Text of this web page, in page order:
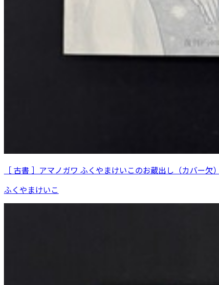
［ 古書 ］アマノガワ ふくやまけいこのお蔵出し（カバー欠
ふくやまけいこ